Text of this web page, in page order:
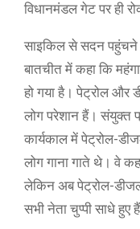
विधानमंडल गेट पर ही
साइकिल से सदन पहुंचने
बातचीत में कहा कि
हो गया है। पेट्रोल और
लोग परेशान हैं। संयुक्त
कार्यकाल में पेट्रोल-
लोग गाना गाते थे। वे
लेकिन अब पेट्रोल-
सभी नेता चुप्पी साधे हुए